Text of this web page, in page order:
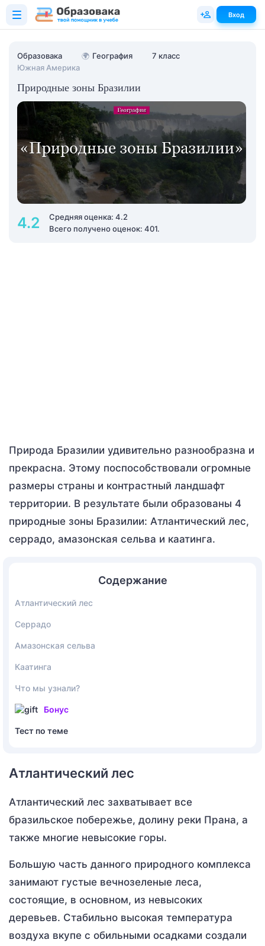
Образовака 🌍 География
7 класс
Южная Америка
Природные зоны Бразилии
4.2
Средняя оценка: 4.2
Всего получено оценок: 401.
Природа Бразилии удивительно разнообразна и
прекрасна. Этому поспособствовали огромные
размеры страны и контрастный ландшафт
территории. В результате были образованы 4
природные зоны Бразилии: Атлантический лес,
серрадо, амазонская сельва и каатинга.
Содержание
Атлантический лес
Серрадо
Амазонская сельва
Каатинга
Что мы узнали?
Бонус
Тест по теме
Атлантический лес
Атлантический лес захватывает все
бразильское побережье, долину реки Прана, а
также многие невысокие горы.
Большую часть данного природного комплекса
занимают густые вечнозеленые леса,
состоящие, в основном, из невысоких
деревьев. Стабильно высокая температура
воздуха вкупе с обильными осадками создали
Вход